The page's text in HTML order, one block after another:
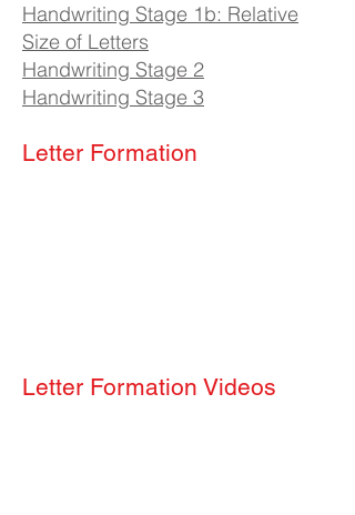
Handwriting Stage 1b: Relative
Size of Letters
Handwriting Stage 2
Handwriting Stage 3
Letter Formation
Letter Formation Videos